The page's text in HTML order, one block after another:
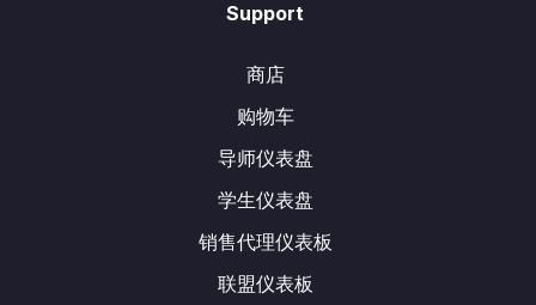
Support
商店
购物车
导师仪表盘
学生仪表盘
销售代理仪表板
联盟仪表板